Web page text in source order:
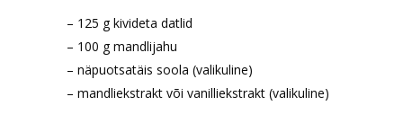
– 125 g kivideta datlid
– 100 g mandlijahu
– näpuotsatäis soola (valikuline)
– mandliekstrakt või vanilliekstrakt (valikuline)